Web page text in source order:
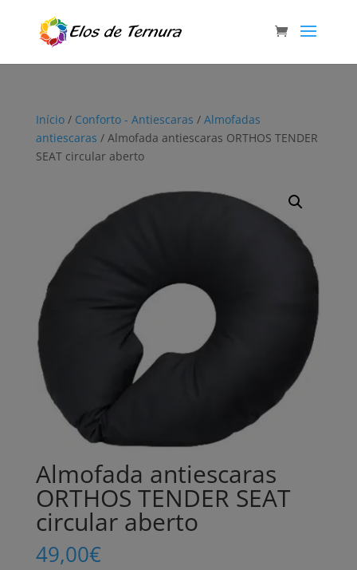
Início/ Conforto - Antiescaras / Almofadas
antiescaras / Almofada antiescaras ORTHOS TENDER
SEAT circular aberto
Almofada antiescaras
ORTHOS TENDER SEAT
circular aberto
49,00€